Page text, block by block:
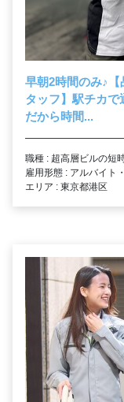
早朝2時間のみ♪
タッフ】駅チカで
だから時間...
職種 : 超高層ビルの短
雇用形態 : アルバイト
エリア : 東京都港区